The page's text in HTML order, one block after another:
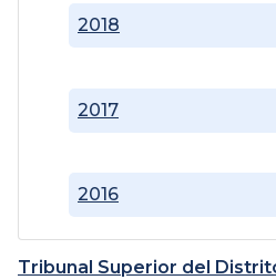
2016
2017
2018
Tribunal Superior del